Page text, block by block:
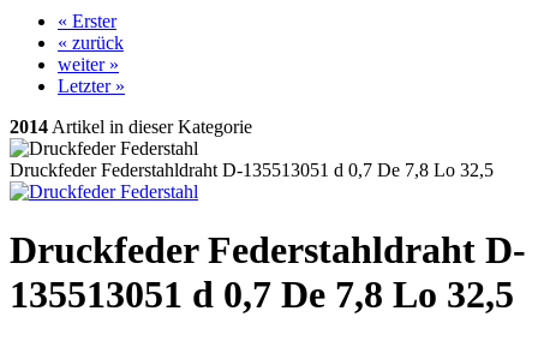
« Erster
« zurück
weiter »
Letzter »
2014 Artikel in dieser Kategorie
Druckfeder Federstahldraht D-135513051 d 0,7 De 7,8 Lo 32,5
Druckfeder Federstahldraht D-
135513051 d 0,7 De 7,8 Lo 32,5